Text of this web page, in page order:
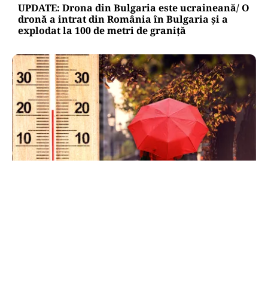
UPDATE: Drona din Bulgaria este ucraineană/ O
dronă a intrat din România în Bulgaria şi a
explodat la 100 de metri de graniţă